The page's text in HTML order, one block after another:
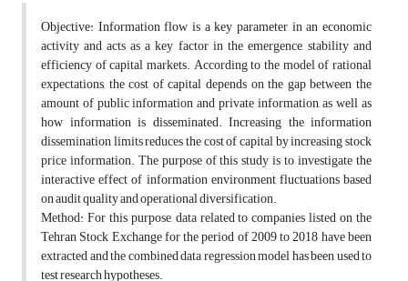
Objective: Information flow is a key parameter in an economic
activity and acts as a key factor in the emergence, stability and
efficiency of capital markets. According to the model of rational
expectations, the cost of capital depends on the gap between the
amount of public information and private information, as well as
how information is disseminated. Increasing the information
dissemination limits reduces the cost of capital by increasing stock
price information. The purpose of this study is to investigate the
interactive effect of information environment fluctuations based
on audit quality and operational diversification.
Method: For this purpose, data related to companies listed on the
Tehran Stock Exchange for the period of 2009 to 2018 have been
extracted and the combined data regression model has been used to
test research hypotheses.